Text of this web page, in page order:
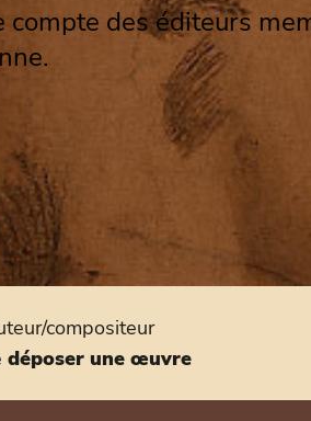
des éditeurs
compositeur
déposer une œuvre